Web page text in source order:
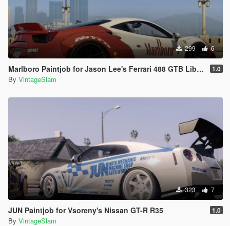
299 6
Marlboro Paintjob for Jason Lee's Ferrari 488 GTB Liberty Walk 1.0
By VintageSlam
323 7
JUN Paintjob for Vsoreny's Nissan GT-R R35 1.0
By VintageSlam